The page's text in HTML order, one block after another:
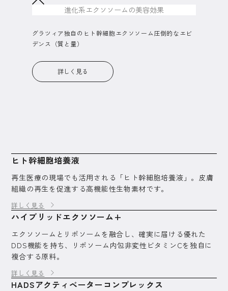
進化系エクソソームの美容効果
グラツィア独自のヒト幹細胞エクソソーム圧倒的なエビ
デンス（質と量）
詳しく見る
ヒト幹細胞培養液
再生医療の現場でも活用される「ヒト幹細胞培養液」。皮膚
組織の再生を促進する高機能性生物素材です。
詳しく見る
ハイブリッドエクソソーム+
エクソソームとリポソームを融合し、確実に届ける優れた
DDS機能を持ち、リポソーム内包非変性ビタミンCを独自に
複合する原料。
詳しく見る
HADSアクティベーターコンプレックス